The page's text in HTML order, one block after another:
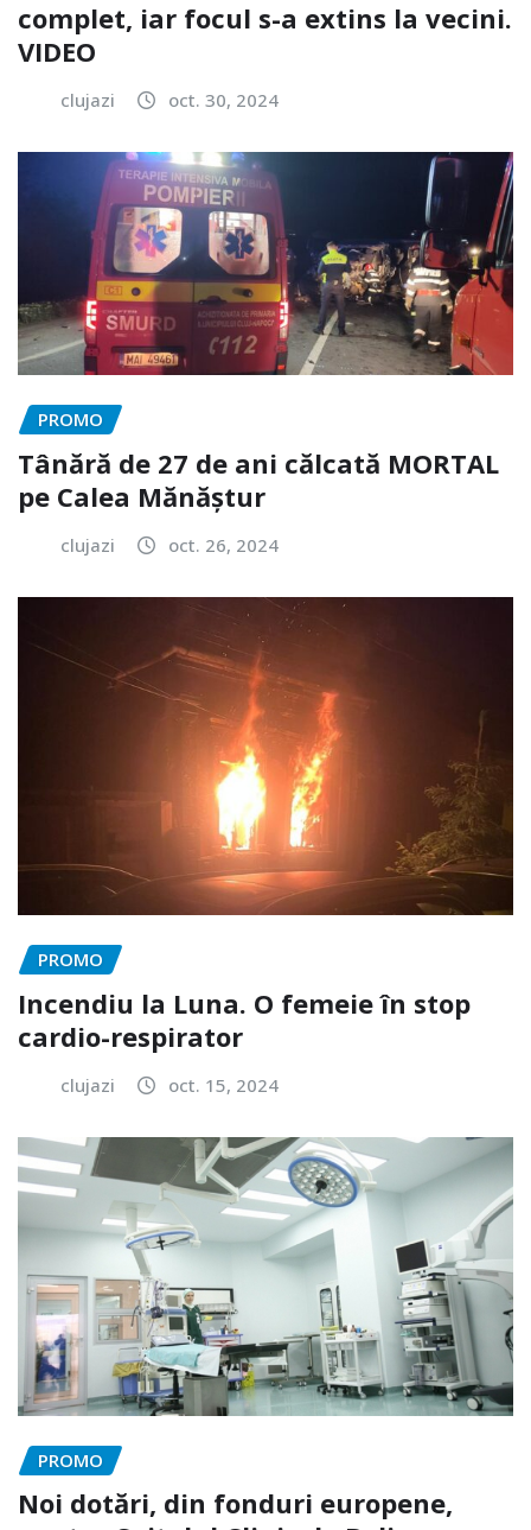
complet, iar focul s-a extins la vecini.
VIDEO
clujazi oct. 30, 2024
PROMO
Tânără de 27 de ani călcată MORTAL
pe Calea Mănăștur
clujazi oct. 26, 2024
PROMO
Incendiu la Luna. O femeie în stop
cardio-respirator
clujazi oct. 15, 2024
PROMO
Noi dotări, din fonduri europene,